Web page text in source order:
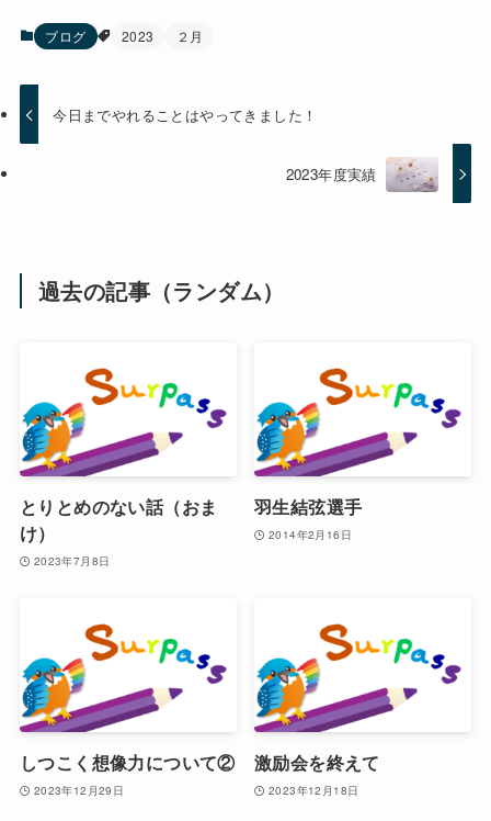
ブログ 2023 ２月
今日までやれることはやってきました！
2023年度実績
過去の記事（ランダム）
とりとめのない話（おま
け）
2023年7月8日
羽生結弦選手
2014年2月16日
しつこく想像力について②
2023年12月29日
激励会を終えて
2023年12月18日